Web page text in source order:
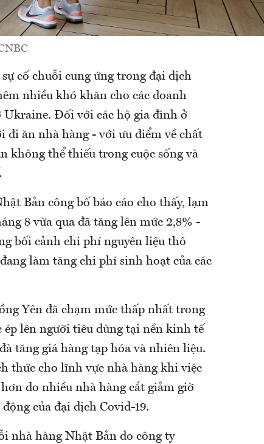
cố chuỗi cung ứng trong đại dịch
nhiều khó khăn cho các doanh
Ukraine. Đối với các hộ gia đình ở
đi ăn nhà hàng - với ưu điểm về chất
không thể thiếu trong cuộc sống và
Bản công bố báo cáo cho thấy, lạm
8 vừa qua đã tăng lên mức 2,8% -
bối cảnh chi phí nguyên liệu thô
làm tăng chi phí sinh hoạt của các
Yên đã chạm mức thấp nhất trong
ép lên người tiêu dùng tại nền kinh tế
tăng giá hàng tạp hóa và nhiên liệu.
thức cho lĩnh vực nhà hàng khi việc
do nhiều nhà hàng cắt giảm giờ
của đại dịch Covid-19.
nhà hàng Nhật Bản do công ty